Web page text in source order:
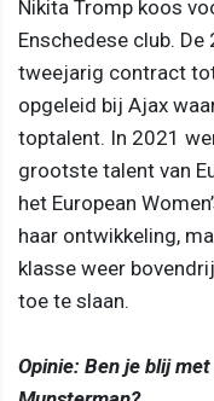
Nikita Tromp koos
Enschedese club.
tweejarig contract
opgeleid bij Ajax
toptalent. In 2021
grootste talent van
het European
haar ontwikkeling,
klasse weer
toe te slaan.
Opinie: Ben je blij